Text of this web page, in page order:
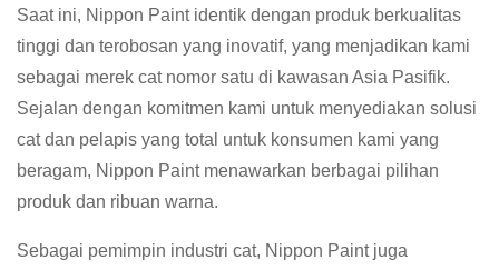
Saat ini, Nippon Paint identik dengan produk berkualitas
tinggi dan terobosan yang inovatif, yang menjadikan kami
sebagai merek cat nomor satu di kawasan Asia Pasifik.
Sejalan dengan komitmen kami untuk menyediakan solusi
cat dan pelapis yang total untuk konsumen kami yang
beragam, Nippon Paint menawarkan berbagai pilihan
produk dan ribuan warna.
Sebagai pemimpin industri cat, Nippon Paint juga